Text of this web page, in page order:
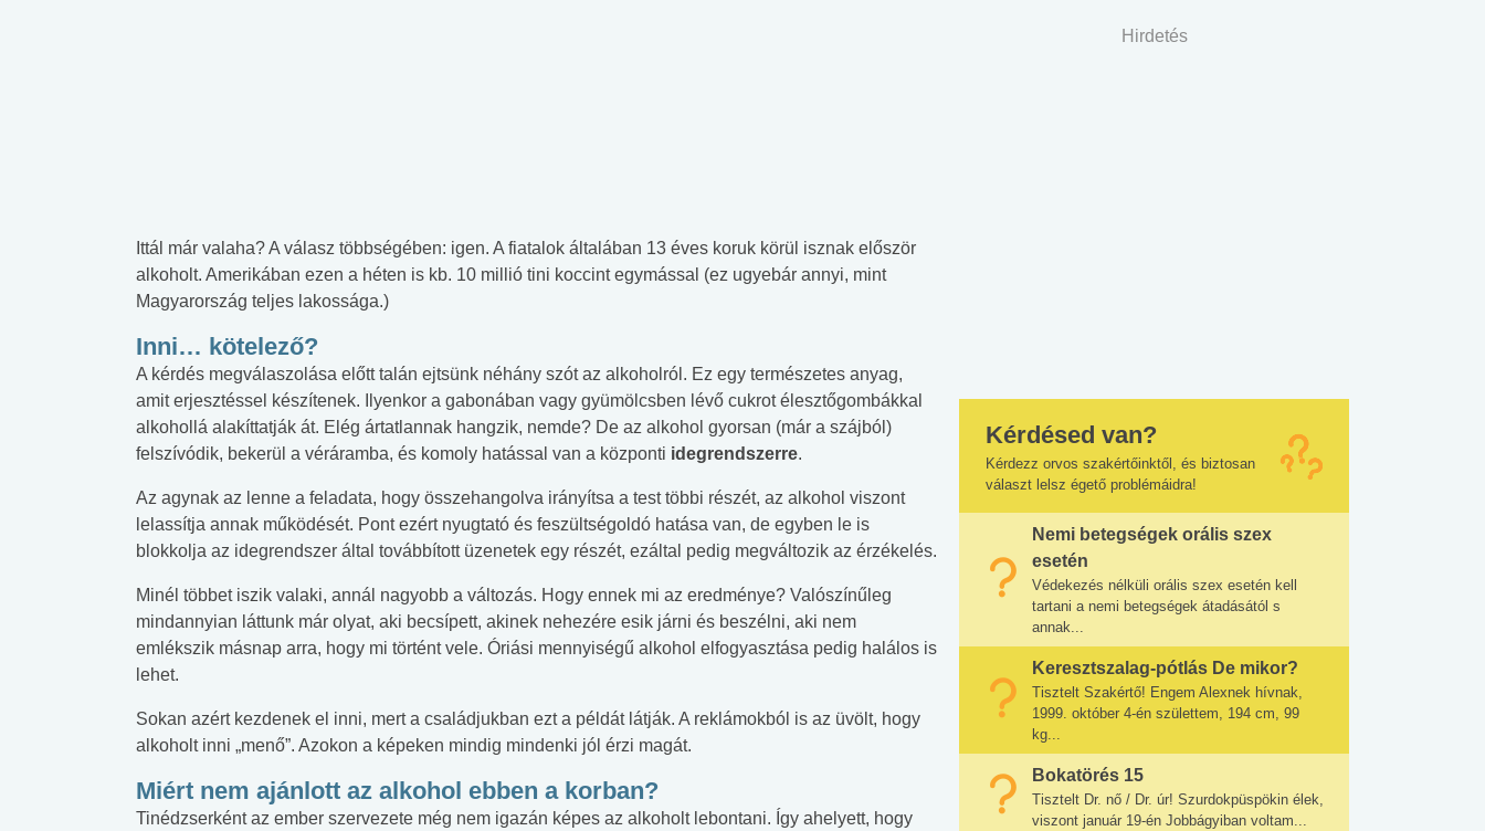
Ittál már valaha? A válasz többségében: igen. A fiatalok általában 13 éves koruk körül isznak először
alkoholt. Amerikában ezen a héten is kb. 10 millió tini koccint egymással (ez ugyebár annyi, mint
Magyarország teljes lakossága.)
Inni… kötelező?
A kérdés megválaszolása előtt talán ejtsünk néhány szót az alkoholról. Ez egy természetes anyag,
amit erjesztéssel készítenek. Ilyenkor a gabonában vagy gyümölcsben lévő cukrot élesztőgombákkal
alkohollá alakíttatják át. Elég ártatlannak hangzik, nemde? De az alkohol gyorsan (már a szájból)
felszívódik, bekerül a véráramba, és komoly hatással van a központi idegrendszerre.
Az agynak az lenne a feladata, hogy összehangolva irányítsa a test többi részét, az alkohol viszont
lelassítja annak működését. Pont ezért nyugtató és feszültségoldó hatása van, de egyben le is
blokkolja az idegrendszer által továbbított üzenetek egy részét, ezáltal pedig megváltozik az érzékelés.
Minél többet iszik valaki, annál nagyobb a változás. Hogy ennek mi az eredménye? Valószínűleg
mindannyian láttunk már olyat, aki becsípett, akinek nehezére esik járni és beszélni, aki nem
emlékszik másnap arra, hogy mi történt vele. Óriási mennyiségű alkohol elfogyasztása pedig halálos is
lehet.
Sokan azért kezdenek el inni, mert a családjukban ezt a példát látják. A reklámokból is az üvölt, hogy
alkoholt inni „menő”. Azokon a képeken mindig mindenki jól érzi magát.
Miért nem ajánlott az alkohol ebben a korban?
Tinédzserként az ember szervezete még nem igazán képes az alkoholt lebontani. Így ahelyett, hogy
Hirdetés
Kérdésed van?
Kérdezz orvos szakértőinktől, és biztosan
választ lelsz égető problémáidra!
Nemi betegségek orális szex
esetén
Védekezés nélküli orális szex esetén kell
tartani a nemi betegségek átadásától s
annak...
Keresztszalag-pótlás De mikor?
Tisztelt Szakértő! Engem Alexnek hívnak,
1999. október 4-én születtem, 194 cm, 99
kg...
Bokatörés 15
Tisztelt Dr. nő / Dr. úr! Szurdokpüspökin élek,
viszont január 19-én Jobbágyiban voltam...